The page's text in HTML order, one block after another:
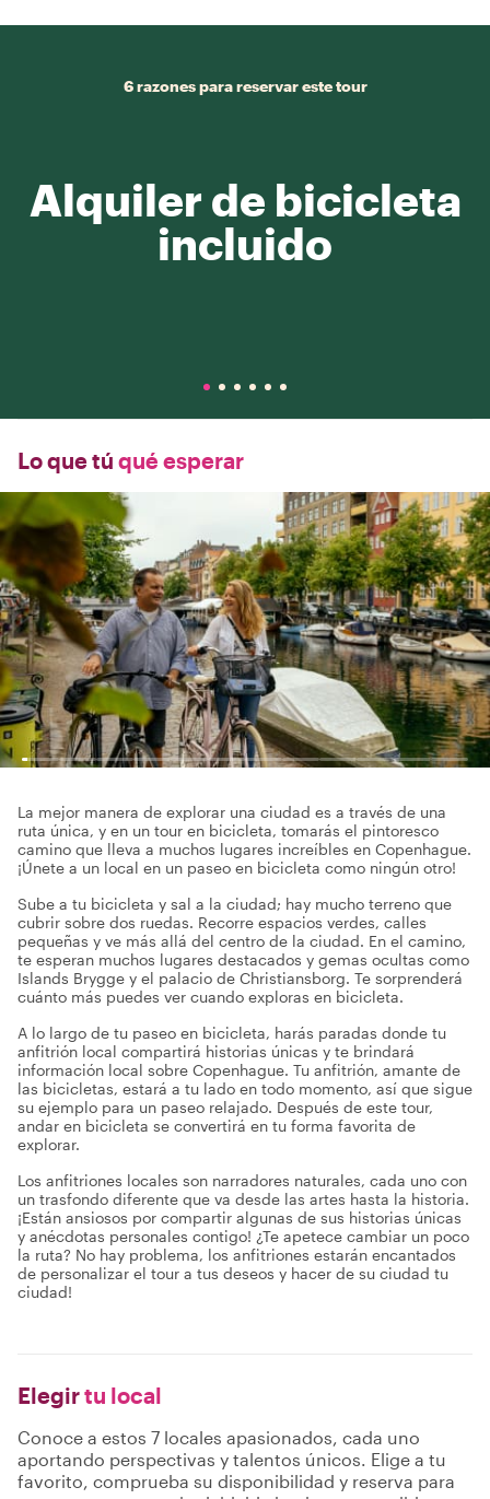
6 razones para reservar este tour
Alquiler de bicicleta
incluido
Lo que tú qué esperar
La mejor manera de explorar una ciudad es a través de una
ruta única, y en un tour en bicicleta, tomarás el pintoresco
camino que lleva a muchos lugares increíbles en Copenhague.
¡Únete a un local en un paseo en bicicleta como ningún otro!
Sube a tu bicicleta y sal a la ciudad; hay mucho terreno que
cubrir sobre dos ruedas. Recorre espacios verdes, calles
pequeñas y ve más allá del centro de la ciudad. En el camino,
te esperan muchos lugares destacados y gemas ocultas como
Islands Brygge y el palacio de Christiansborg. Te sorprenderá
cuánto más puedes ver cuando exploras en bicicleta.
A lo largo de tu paseo en bicicleta, harás paradas donde tu
anfitrión local compartirá historias únicas y te brindará
información local sobre Copenhague. Tu anfitrión, amante de
las bicicletas, estará a tu lado en todo momento, así que sigue
su ejemplo para un paseo relajado. Después de este tour,
andar en bicicleta se convertirá en tu forma favorita de
explorar.
Los anfitriones locales son narradores naturales, cada uno con
un trasfondo diferente que va desde las artes hasta la historia.
¡Están ansiosos por compartir algunas de sus historias únicas
y anécdotas personales contigo! ¿Te apetece cambiar un poco
la ruta? No hay problema, los anfitriones estarán encantados
de personalizar el tour a tus deseos y hacer de su ciudad tu
ciudad!
Elegirtu local
Conoce a estos 7 locales apasionados, cada uno
aportando perspectivas y talentos únicos. Elige a tu
favorito, comprueba su disponibilidad y reserva para